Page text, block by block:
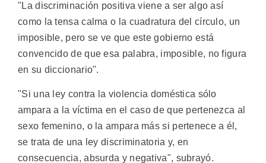
"La discriminación positiva viene a ser algo así
como la tensa calma o la cuadratura del círculo, un
imposible, pero se ve que este gobierno está
convencido de que esa palabra, imposible, no figura
en su diccionario".
"Si una ley contra la violencia doméstica sólo
ampara a la víctima en el caso de que pertenezca al
sexo femenino, o la ampara más si pertenece a él,
se trata de una ley discriminatoria y, en
consecuencia, absurda y negativa", subrayó.